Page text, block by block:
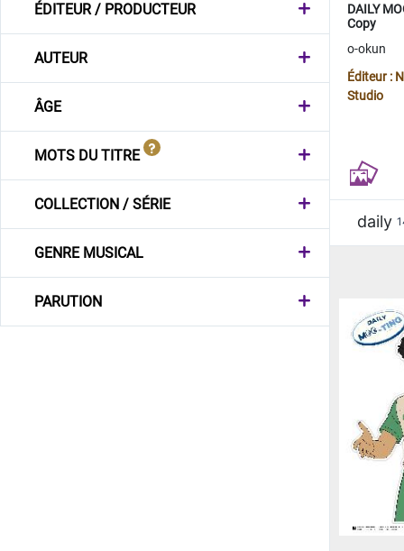
ÉDITEUR / PRODUCTEUR
AUTEUR
ÂGE
MOTS DU TITRE
COLLECTION / SÉRIE
GENRE MUSICAL
PARUTION
DAILY
Copy
o-okun
Éditeur :
Studio
daily